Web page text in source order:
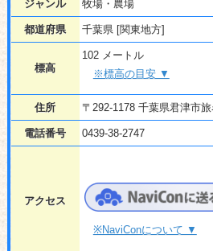
ジャンル 牧場・農場
都道府県 千葉県 [関東地方]
標高
102 メートル
※標高の目安 ▼
住所 〒292-1178 千葉県君津市
電話番号 0439-38-2747
アクセス
※NaviConについて ▼